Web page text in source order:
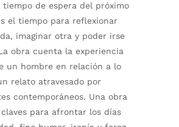
tiempo de espera del próximo
el tiempo para reflexionar
imaginar otra y poder irse
obra cuenta la experiencia
un hombre en relación a lo
relato atravesado por
contemporáneos. Una obra
para afrontar los días